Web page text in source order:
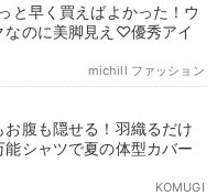
と早く買えばよかった！ウ
なのに美脚見え♡優秀アイ
michill ファッション
腹も隠せる！羽織るだけ
能シャツで夏の体型カバー
KOMUGI